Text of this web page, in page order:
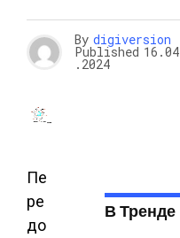
By digiversion
Published 16.04
.2024
Пе
ре
до
В Тренде